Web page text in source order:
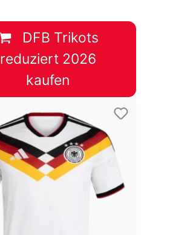
DFB Trikots
reduziert 2026
kaufen